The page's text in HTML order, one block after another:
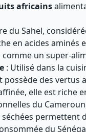
africains
du Sahel,
en acides aminés
un super-
: Utilisé dans la
des vertus
elle est riche
du
séchées
du